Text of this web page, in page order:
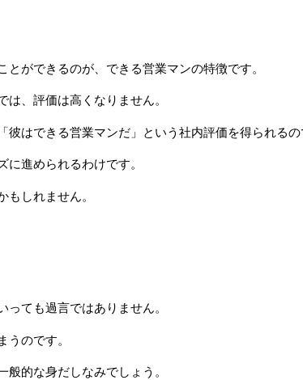
ができるのが、できる営業マンの特徴です。
、評価は高くなりません。
はできる営業マンだ」という社内評価を得られる
進められるわけです。
しれません。
ても過言ではありません。
のです。
的な身だしなみでしょう。